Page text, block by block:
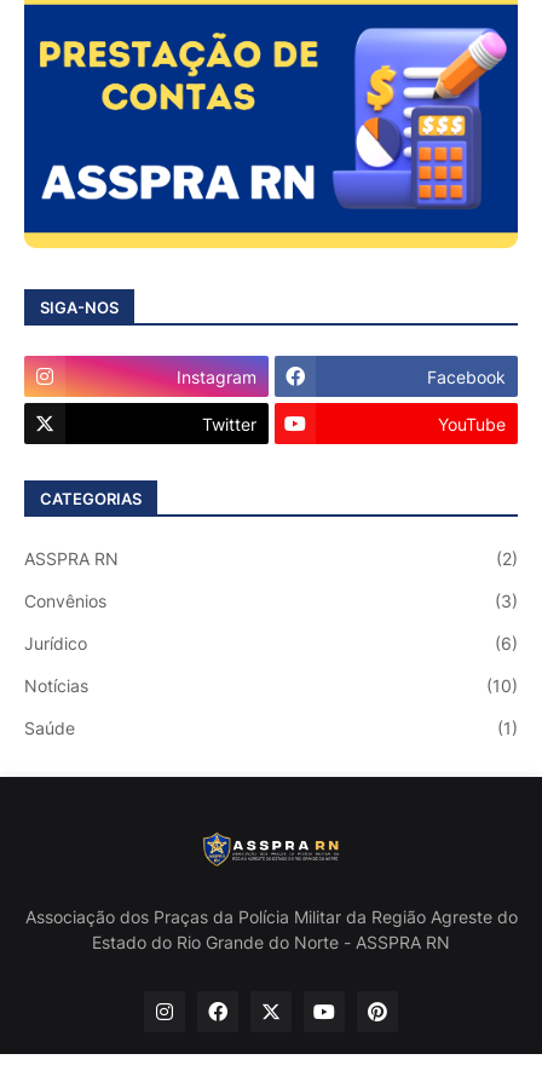
SIGA-NOS
Instagram Facebook
Twitter YouTube
CATEGORIAS
ASSPRA RN (2)
Convênios (3)
Jurídico (6)
Notícias (10)
Saúde (1)
Associação dos Praças da Polícia Militar da Região Agreste do
Estado do Rio Grande do Norte - ASSPRA RN